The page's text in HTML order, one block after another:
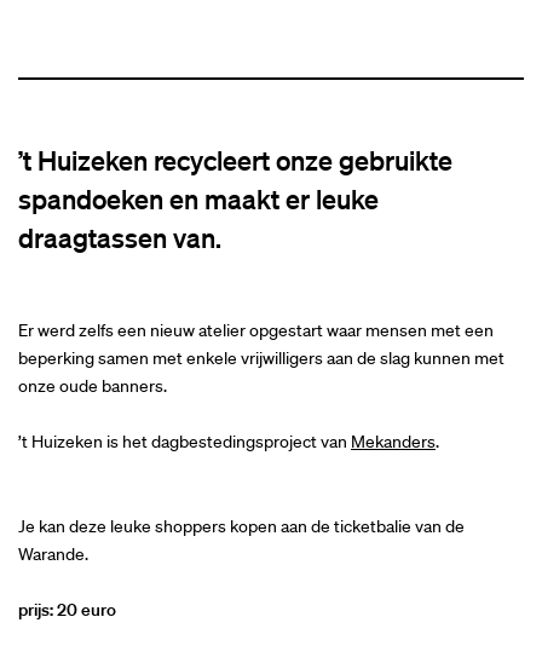
’t Huizeken recycleert onze gebruikte
spandoeken en maakt er leuke
draagtassen van.
Er werd zelfs een nieuw atelier opgestart waar mensen met een
beperking samen met enkele vrijwilligers aan de slag kunnen met
onze oude banners.
’t Huizeken is het dagbestedingsproject van Mekanders.
Je kan deze leuke shoppers kopen aan de ticketbalie van de
Warande.
prijs: 20 euro